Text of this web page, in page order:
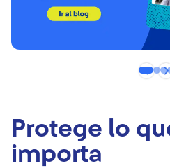
Protege lo
importa